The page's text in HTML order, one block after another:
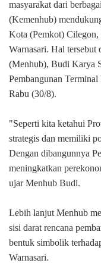
masyarakat dari
(Kemenhub)
Kota (Pemkot) Cilegon,
Warnasari. Hal tersebut
(Menhub), Budi Karya
Pembangunan
Rabu (30/8).
"Seperti kita ketahui
strategis dan memiliki
Dengan dibangunnya
meningkatkan
ujar Menhub Budi.
Lebih lanjut Menhub
sisi darat rencana
bentuk simbolik
Warnasari.